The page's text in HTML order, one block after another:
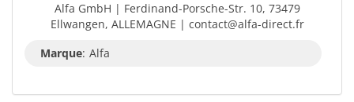
Alfa GmbH | Ferdinand-Porsche-Str. 10, 73479
Ellwangen, ALLEMAGNE | contact@alfa-direct.fr
Marque: Alfa